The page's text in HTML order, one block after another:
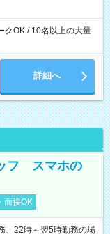
クOK / 10名以上の大量
詳細へ
フ スマホの
面接OK
22時～翌5時勤務の場